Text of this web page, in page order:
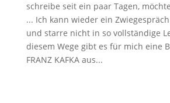
schreibe seit ein paar Tagen,
... Ich kann wieder ein
und starre nicht in so vollständige
diesem Wege gibt es für mich eine
FRANZ KAFKA aus...